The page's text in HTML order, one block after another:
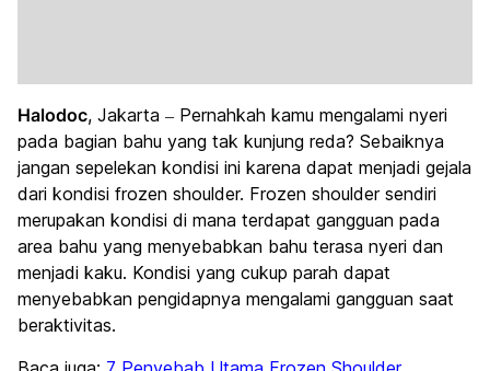
Halodoc, Jakarta – Pernahkah kamu mengalami nyeri
pada bagian bahu yang tak kunjung reda? Sebaiknya
jangan sepelekan kondisi ini karena dapat menjadi gejala
dari kondisi frozen shoulder. Frozen shoulder sendiri
merupakan kondisi di mana terdapat gangguan pada
area bahu yang menyebabkan bahu terasa nyeri dan
menjadi kaku. Kondisi yang cukup parah dapat
menyebabkan pengidapnya mengalami gangguan saat
beraktivitas.